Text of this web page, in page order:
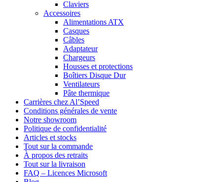
Claviers
Accessoires
Alimentations ATX
Casques
Câbles
Adaptateur
Chargeurs
Housses et protections
Boîtiers Disque Dur
Ventilateurs
Pâte thermique
Carrières chez Al’Speed
Conditions générales de vente
Notre showroom
Politique de confidentialité
Articles et stocks
Tout sur la commande
À propos des retraits
Tout sur la livraison
FAQ – Licences Microsoft